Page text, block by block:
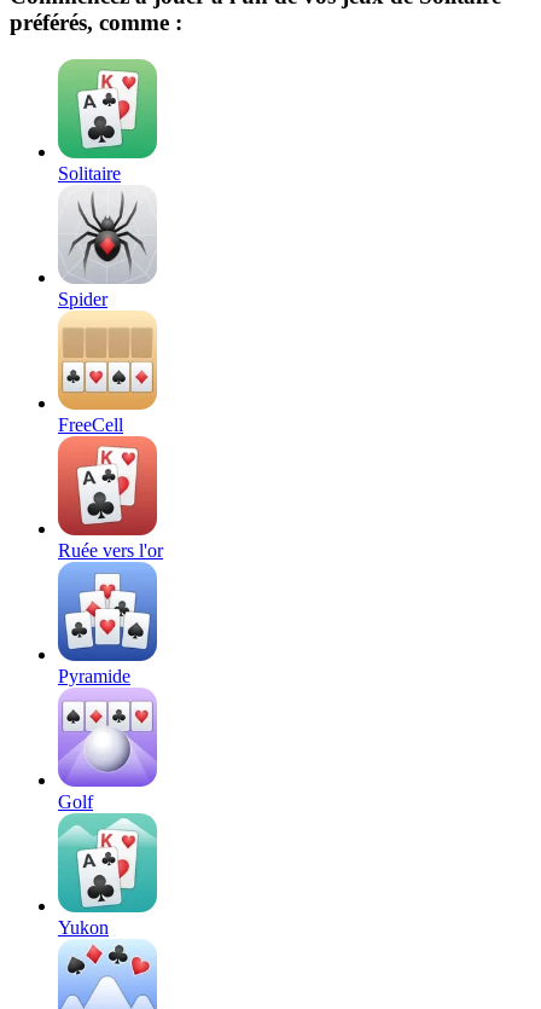
préférés, comme :
Solitaire
Spider
FreeCell
Ruée vers l'or
Pyramide
Golf
Yukon